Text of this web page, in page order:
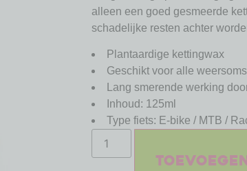
alleen een goed gesmeerde
schadelijke resten achter
Plantaardige kettingwax
Geschikt voor alle
Lang smerende werking
Inhoud: 125ml
Type fiets: E-bike / MTB /